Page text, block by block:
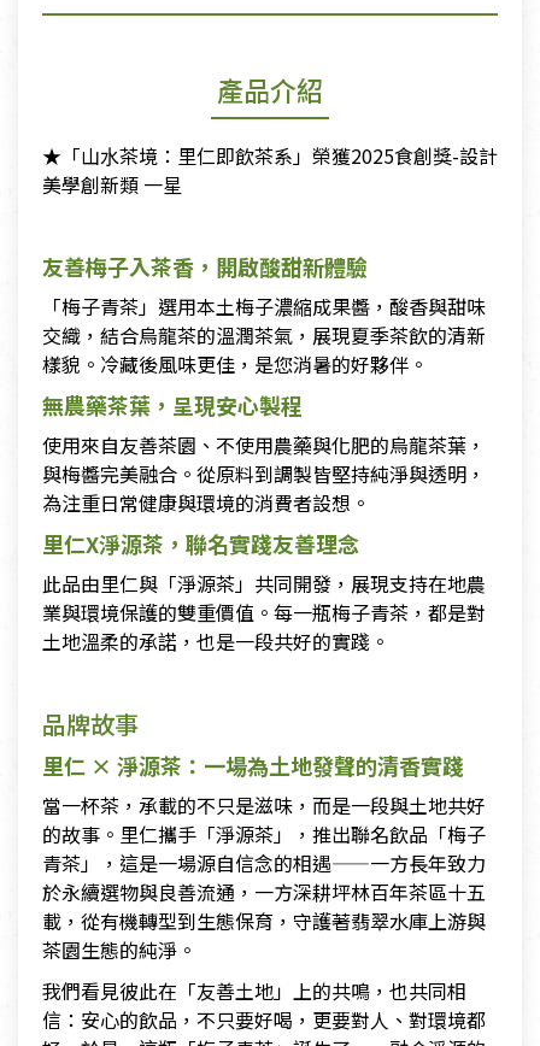
產品介紹
★「山⽔茶境：里仁即飲茶系」榮獲2025食創獎-設計
美學創新類 一星
友善梅子入茶香，開啟酸甜新體驗
「梅子青茶」選用本土梅子濃縮成果醬，酸香與甜味
交織，結合烏龍茶的溫潤茶氣，展現夏季茶飲的清新
樣貌。冷藏後風味更佳，是您消暑的好夥伴。
無農藥茶葉，呈現安心製程
使用來自友善茶園、不使用農藥與化肥的烏龍茶葉，
與梅醬完美融合。從原料到調製皆堅持純淨與透明，
為注重日常健康與環境的消費者設想。
里仁X淨源茶，聯名實踐友善理念
此品由里仁與「淨源茶」共同開發，展現支持在地農
業與環境保護的雙重價值。每一瓶梅子青茶，都是對
土地溫柔的承諾，也是一段共好的實踐。
品牌故事
里仁 × 淨源茶：一場為土地發聲的清香實踐
當一杯茶，承載的不只是滋味，而是一段與土地共好
的故事。里仁攜手「淨源茶」，推出聯名飲品「梅子
青茶」，這是一場源自信念的相遇——一方長年致力
於永續選物與良善流通，一方深耕坪林百年茶區十五
載，從有機轉型到生態保育，守護著翡翠水庫上游與
茶園生態的純淨。
我們看見彼此在「友善土地」上的共鳴，也共同相
信：安心的飲品，不只要好喝，更要對人、對環境都